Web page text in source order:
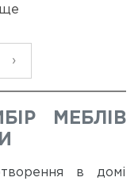
ще
›
МЕБЛІВ
в домі